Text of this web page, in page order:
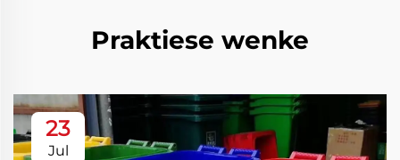
Praktiese wenke
23
Jul